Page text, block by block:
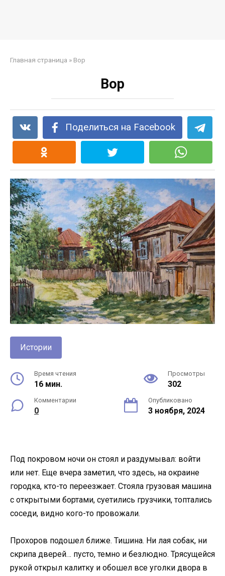
Главная страница » Вор
Вор
Поделиться на Facebook
Истории
Время чтения
16 мин.
Просмотры
302
Комментарии
0
Опубликовано
3 ноября, 2024
Под покровом ночи он стоял и раздумывал: войти
или нет. Еще вчера заметил, что здесь, на окраине
городка, кто-то переезжает. Стояла грузовая машина
с открытыми бортами, суетились грузчики, топтались
соседи, видно кого-то провожали.
Прохоров подошел ближе. Тишина. Ни лая собак, ни
скрипа дверей… пусто, темно и безлюдно. Трясущейся
рукой открыл калитку и обошел все уголки двора в